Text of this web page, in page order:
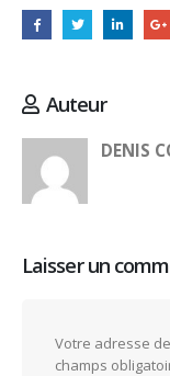
Auteur
DENIS
Laisser un
Votre adresse
champs